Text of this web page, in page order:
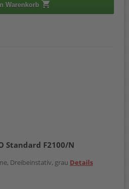
Warenkorb
Standard F2100/N
Dreibeinstativ, grau Details